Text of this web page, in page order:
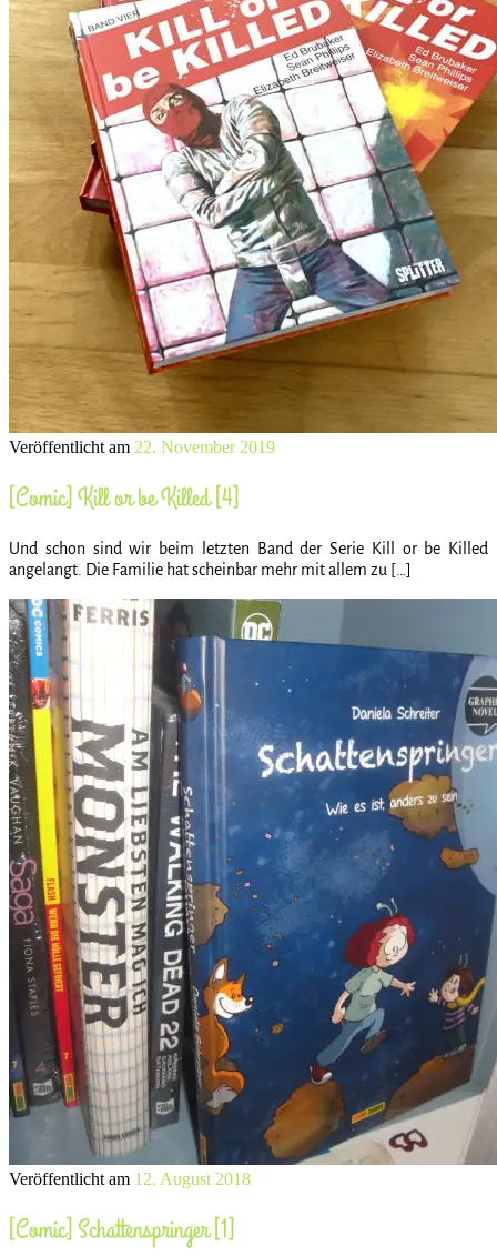
Veröffentlicht am 22. November 2019
[Comic] Kill or be Killed [4]
Und schon sind wir beim letzten Band der Serie Kill or be Killed
angelangt. Die Familie hat scheinbar mehr mit allem zu […]
Veröffentlicht am 12. August 2018
[Comic] Schattenspringer [1]